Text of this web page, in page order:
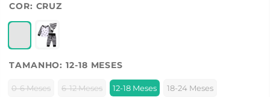
COR: CRUZ
TAMANHO:12-18 MESES
0-6 Meses 6-12 Meses 12-18 Meses 18-24 Meses